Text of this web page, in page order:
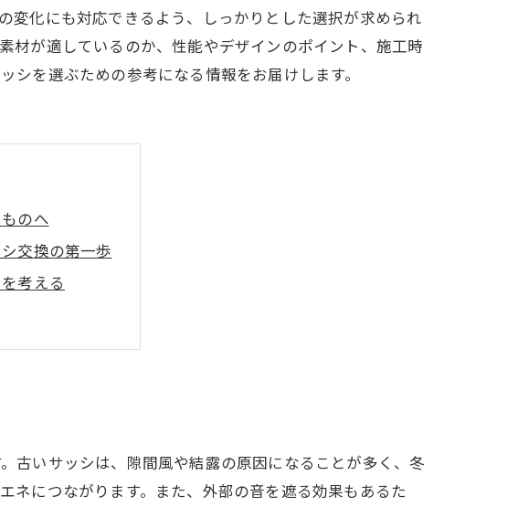
変化にも対応できるよう、しっかりとした選択が求められ
材が適しているのか、性能やデザインのポイント、施工時
を選ぶための参考になる情報をお届けします。
のへ
交換の第一歩
考える
秘訣
トーリー
古いサッシは、隙間風や結露の原因になることが多く、冬
ネにつながります。また、外部の音を遮る効果もあるた